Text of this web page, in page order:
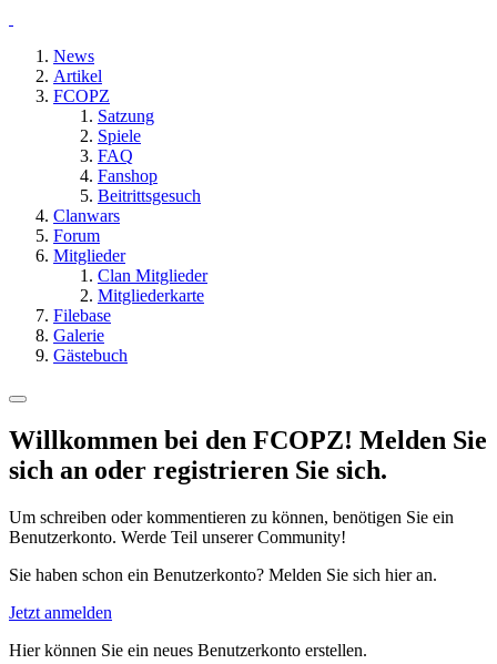
News
Artikel
FCOPZ
Satzung
Spiele
FAQ
Fanshop
Beitrittsgesuch
Clanwars
Forum
Mitglieder
Clan Mitglieder
Mitgliederkarte
Filebase
Galerie
Gästebuch
Willkommen bei den FCOPZ! Melden Sie
sich an oder registrieren Sie sich.
Um schreiben oder kommentieren zu können, benötigen Sie ein
Benutzerkonto. Werde Teil unserer Community!
Sie haben schon ein Benutzerkonto? Melden Sie sich hier an.
Jetzt anmelden
Hier können Sie ein neues Benutzerkonto erstellen.